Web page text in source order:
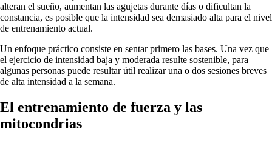
alteran el sueño, aumentan las agujetas durante días o dificultan la
constancia, es posible que la intensidad sea demasiado alta para el nivel
de entrenamiento actual.
Un enfoque práctico consiste en sentar primero las bases. Una vez que
el ejercicio de intensidad baja y moderada resulte sostenible, para
algunas personas puede resultar útil realizar una o dos sesiones breves
de alta intensidad a la semana.
El entrenamiento de fuerza y las
mitocondrias